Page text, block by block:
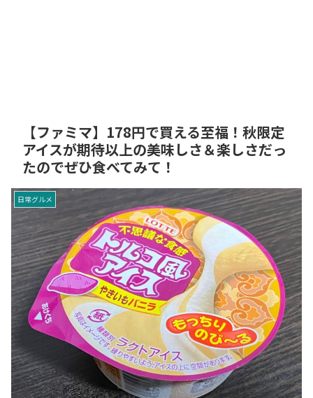
【ファミマ】178円で買える至福！秋限定
アイスが期待以上の美味しさ＆楽しさだっ
たのでぜひ食べてみて！
日常グルメ